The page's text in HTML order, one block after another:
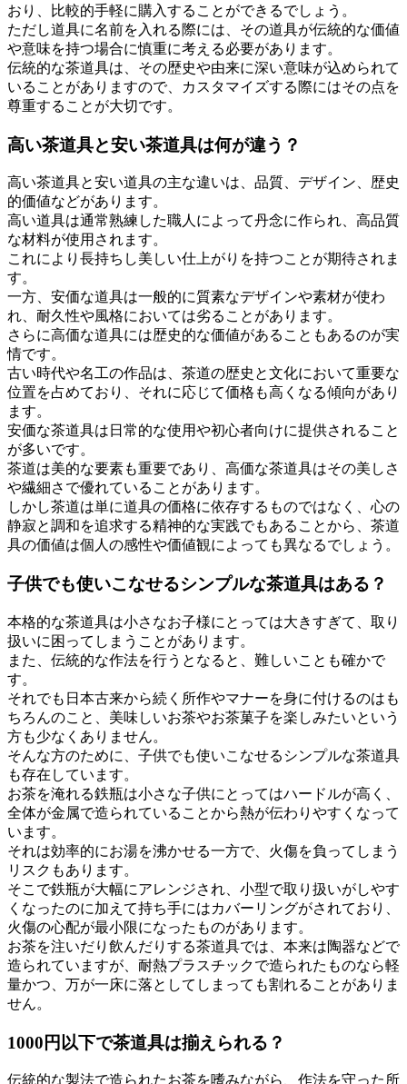
おり、比較的手軽に購入することができるでしょう。
ただし道具に名前を入れる際には、その道具が伝統的な価値
や意味を持つ場合に慎重に考える必要があります。
伝統的な茶道具は、その歴史や由来に深い意味が込められて
いることがありますので、カスタマイズする際にはその点を
尊重することが大切です。
高い茶道具と安い茶道具は何が違う？
高い茶道具と安い道具の主な違いは、品質、デザイン、歴史
的価値などがあります。
高い道具は通常熟練した職人によって丹念に作られ、高品質
な材料が使用されます。
これにより長持ちし美しい仕上がりを持つことが期待されま
す。
一方、安価な道具は一般的に質素なデザインや素材が使わ
れ、耐久性や風格においては劣ることがあります。
さらに高価な道具には歴史的な価値があることもあるのが実
情です。
古い時代や名工の作品は、茶道の歴史と文化において重要な
位置を占めており、それに応じて価格も高くなる傾向があり
ます。
安価な茶道具は日常的な使用や初心者向けに提供されること
が多いです。
茶道は美的な要素も重要であり、高価な茶道具はその美しさ
や繊細さで優れていることがあります。
しかし茶道は単に道具の価格に依存するものではなく、心の
静寂と調和を追求する精神的な実践でもあることから、茶道
具の価値は個人の感性や価値観によっても異なるでしょう。
子供でも使いこなせるシンプルな茶道具はある？
本格的な茶道具は小さなお子様にとっては大きすぎて、取り
扱いに困ってしまうことがあります。
また、伝統的な作法を行うとなると、難しいことも確かで
す。
それでも日本古来から続く所作やマナーを身に付けるのはも
ちろんのこと、美味しいお茶やお茶菓子を楽しみたいという
方も少なくありません。
そんな方のために、子供でも使いこなせるシンプルな茶道具
も存在しています。
お茶を淹れる鉄瓶は小さな子供にとってはハードルが高く、
全体が金属で造られていることから熱が伝わりやすくなって
います。
それは効率的にお湯を沸かせる一方で、火傷を負ってしまう
リスクもあります。
そこで鉄瓶が大幅にアレンジされ、小型で取り扱いがしやす
くなったのに加えて持ち手にはカバーリングがされており、
火傷の心配が最小限になったものがあります。
お茶を注いだり飲んだりする茶道具では、本来は陶器などで
造られていますが、耐熱プラスチックで造られたものなら軽
量かつ、万が一床に落としてしまっても割れることがありま
せん。
1000円以下で茶道具は揃えられる？
伝統的な製法で造られたお茶を嗜みながら、作法を守った所